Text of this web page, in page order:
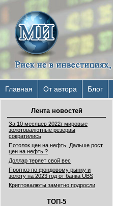
Главная От автора Блог
Лента новостей
За 10 месяцев 2022г мировые
золотовалютные резервы
сократились
Потолок цен на нефть. Дальше рост
цен на нефть ?
Доллар теряет свой вес
Прогноз по фондовому рынку и
золоту на 2023 год от банка UBS
Криптовалюты заметно подросли
ТОП-5